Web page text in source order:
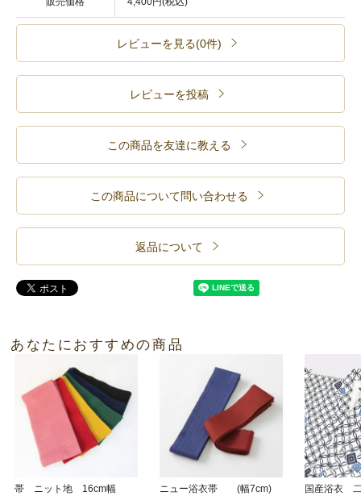
レビューを見る(0件)
レビューを投稿
この商品を友達に教える
この商品について問い合わせる
返品について
あなたにおすすめの商品
帯 ニット地 16cm幅
ニュー浴衣帯 (幅7cm)
国産浴衣